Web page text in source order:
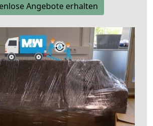
Angebote erhalten